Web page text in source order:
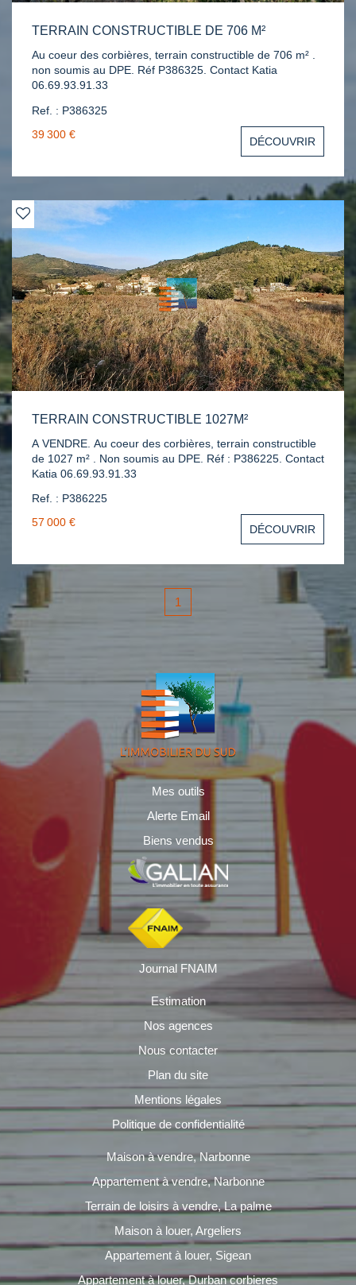
TERRAIN CONSTRUCTIBLE DE 706 M²
Au coeur des corbières, terrain constructible de 706 m² .
non soumis au DPE. Réf P386325. Contact Katia
06.69.93.91.33
Ref. : P386325
39 300 €
DÉCOUVRIR
TERRAIN CONSTRUCTIBLE 1027M²
A VENDRE. Au coeur des corbières, terrain constructible
de 1027 m² . Non soumis au DPE. Réf : P386225. Contact
Katia 06.69.93.91.33
Ref. : P386225
57 000 €
DÉCOUVRIR
1
Mes outils
Alerte Email
Biens vendus
Journal FNAIM
Estimation
Nos agences
Nous contacter
Plan du site
Mentions légales
Politique de confidentialité
Maison à vendre, Narbonne
Appartement à vendre, Narbonne
Terrain de loisirs à vendre, La palme
Maison à louer, Argeliers
Appartement à louer, Sigean
Appartement à louer, Durban corbieres